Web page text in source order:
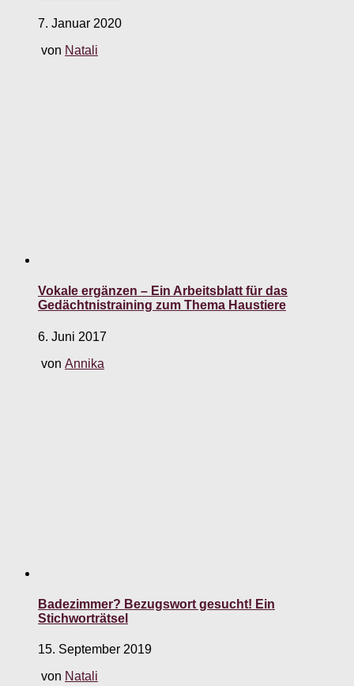
7. Januar 2020
von Natali
Vokale ergänzen – Ein Arbeitsblatt für das
Gedächtnistraining zum Thema Haustiere
6. Juni 2017
von Annika
Badezimmer? Bezugswort gesucht! Ein
Stichworträtsel
15. September 2019
von Natali